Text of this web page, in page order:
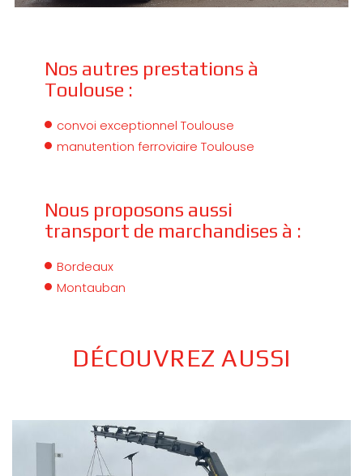
Nos autres prestations à
Toulouse :
convoi exceptionnel Toulouse
manutention ferroviaire Toulouse
Nous proposons aussi
transport de marchandises à :
Bordeaux
Montauban
DÉCOUVREZ AUSSI